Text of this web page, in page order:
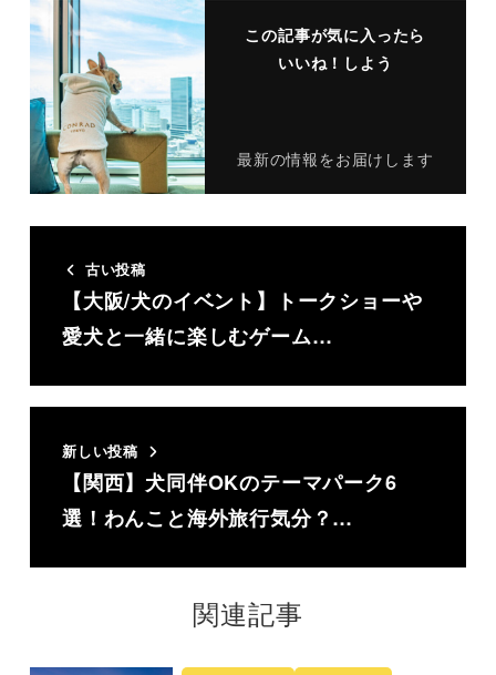
この記事が気に入ったら
いいね！しよう
最新の情報をお届けします
古い投稿
【大阪/犬のイベント】トークショーや
愛犬と一緒に楽しむゲーム…
新しい投稿
【関西】犬同伴OKのテーマパーク6
選！わんこと海外旅行気分？…
関連記事